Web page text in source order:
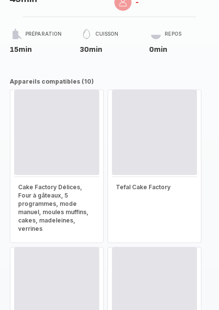
-
PRÉPARATION
15min
CUISSON
30min
REPOS
0min
Appareils compatibles (10)
Cake Factory Délices,
Four à gâteaux, 5
programmes, mode
manuel, moules muffins,
cakes, madeleines,
verrines
Tefal Cake Factory